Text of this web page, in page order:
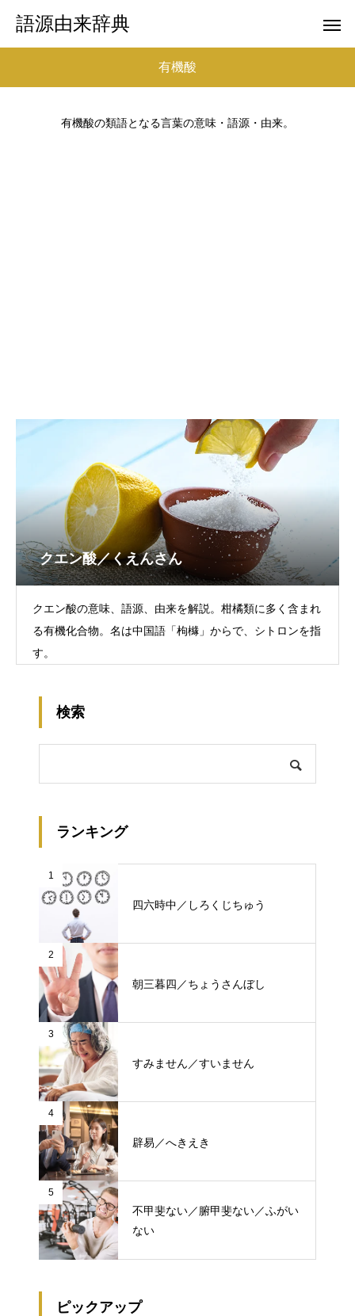
語源由来辞典
有機酸
有機酸の類語となる言葉の意味・語源・由来。
クエン酸／くえんさん
クエン酸の意味、語源、由来を解説。柑橘類に多く含まれ
る有機化合物。名は中国語「枸櫞」からで、シトロンを指
す。
検索
ランキング
1
四六時中／しろくじちゅう
2
朝三暮四／ちょうさんぼし
3
すみません／すいません
4
辟易／へきえき
5
不甲斐ない／腑甲斐ない／ふがい
ない
ピックアップ